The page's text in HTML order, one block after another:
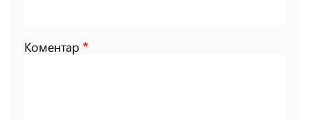
Коментар